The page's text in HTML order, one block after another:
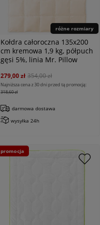
różne rozmiary
Kołdra całoroczna 135x200
cm kremowa 1,9 kg, półpuch
gęsi 5%, linia Mr. Pillow
279,00 zł 354,00 zł
Najniższa cena z 30 dni przed tą promocją:
318,60 zł
darmowa dostawa
wysyłka 24h
promocja